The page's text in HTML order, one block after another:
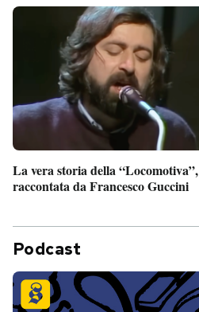
CALENDARIO
AREA PERSONALE
Entra
La vera storia della “Locomotiva”,
raccontata da Francesco Guccini
Podcast